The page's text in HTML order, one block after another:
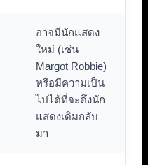
อาจมีนักแสดง
ใหม่ (เช่น
Margot Robbie)
หรือมีความเป็น
ไปได้ที่จะดึงนัก
แสดงเดิมกลับ
มา